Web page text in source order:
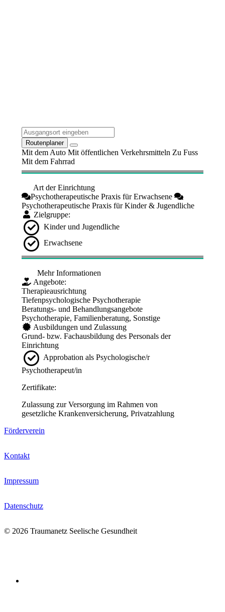
Routenplaner
Mit dem Auto Mit öffentlichen Verkehrsmitteln Zu Fuss
Mit dem Fahrrad
Art der Einrichtung
Psychotherapeutische Praxis für Erwachsene
Psychotherapeutische Praxis für Kinder & Jugendliche
Zielgruppe:
Kinder und Jugendliche
Erwachsene
Mehr Informationen
Angebote:
Therapieausrichtung
Tiefenpsychologische Psychotherapie
Beratungs- und Behandlungsangebote
Psychotherapie, Familienberatung, Sonstige
Ausbildungen und Zulassung
Grund- bzw. Fachausbildung des Personals der
Einrichtung
Approbation als Psychologische/r
Psychotherapeut/in
Zertifikate:
Zulassung zur Versorgung im Rahmen von
gesetzliche Krankenversicherung, Privatzahlung
Förderverein
Kontakt
Impressum
Datenschutz
© 2026 Traumanetz Seelische Gesundheit